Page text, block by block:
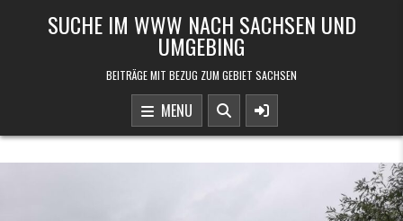
SUCHE IM WWW NACH SACHSEN UND
UMGEBING
BEITRÄGE MIT BEZUG ZUM GEBIET SACHSEN
MENU